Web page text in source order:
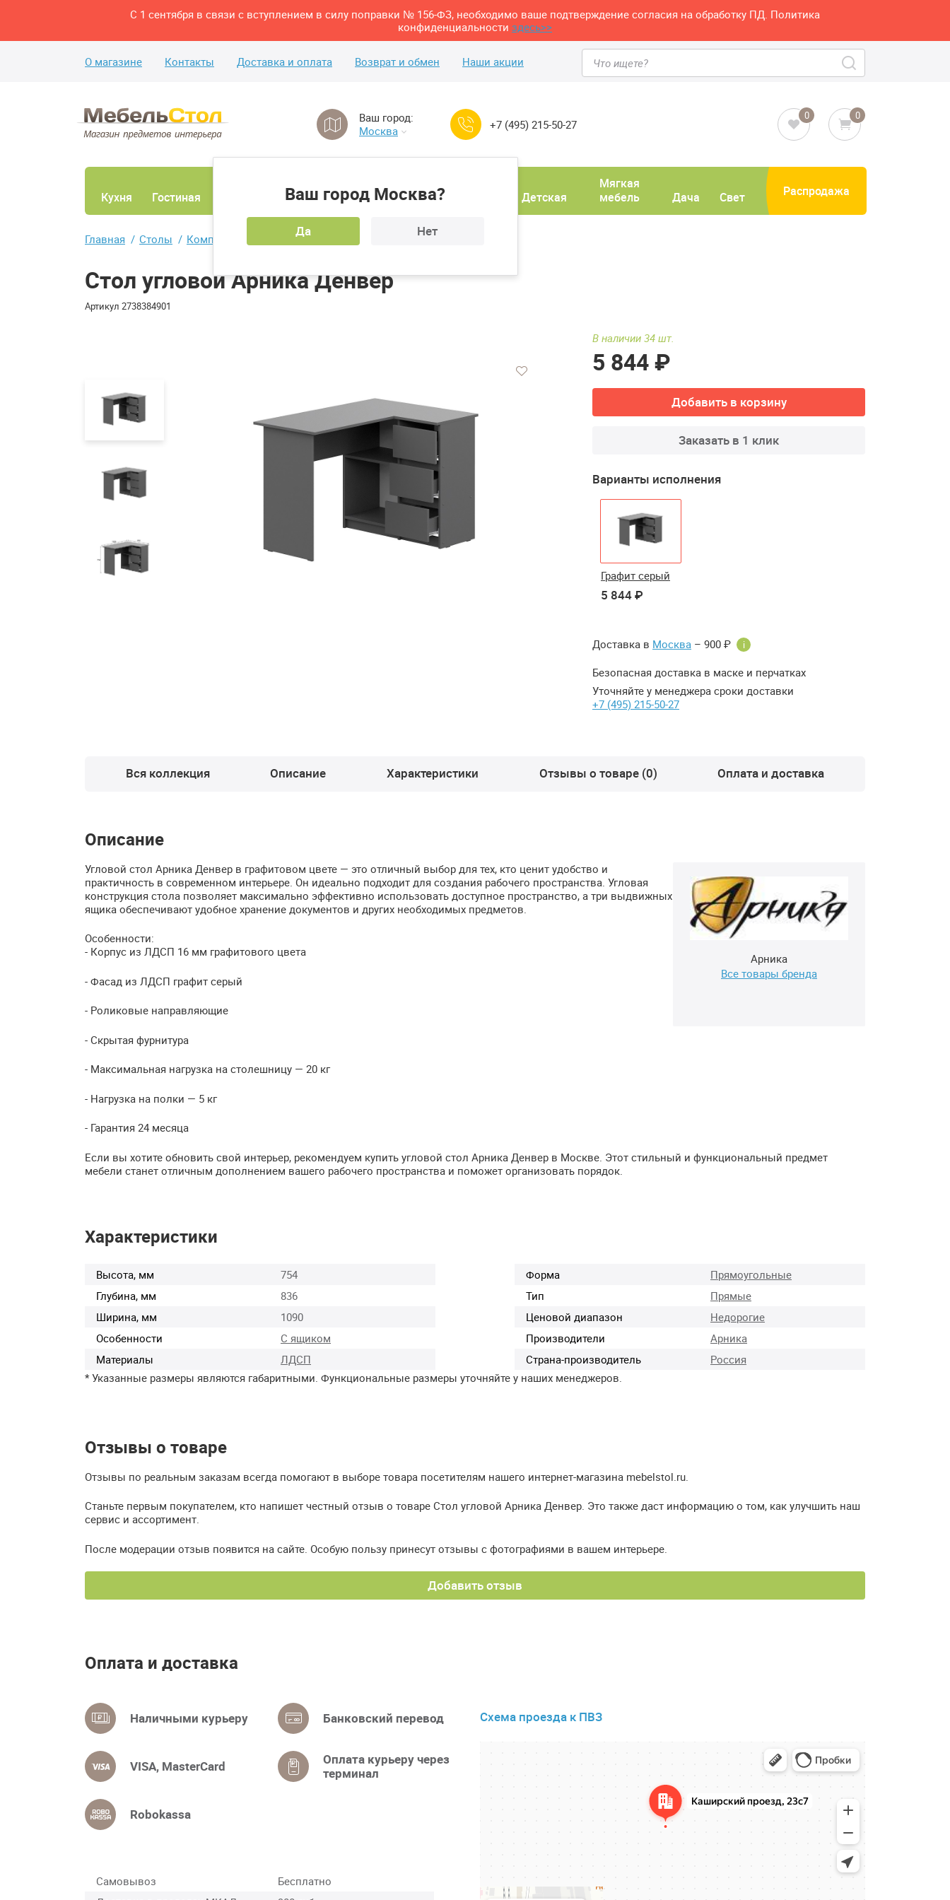
С 1 сентября в связи с вступлением в силу поправки № 156-ФЗ, необходимо ваше подтверждение согласия на обработку ПД. Политика
конфиденциальности здесь>>
О магазине Контакты Доставка и оплата Возврат и обмен Наши акции
Ваш город:
Москва
Ваш город Москва?
Да Нет
+7 (495) 215-50-27
0 0
Кухня Гостиная Спальня
кабинет
Детская
Мягкая
мебель
Дача Свет Распродажа
Главная Столы Компьютерные столы Стол угловой Арника Денвер
Стол угловой Арника Денвер
Артикул 2738384901
В наличии 34 шт.
5 844 ₽
Добавить в корзину
Заказать в 1 клик
Варианты исполнения
Графит серый
5 844 ₽
Доставка в Москва – 900 ₽ i
Безопасная доставка в маске и перчатках
Уточняйте у менеджера сроки доставки
+7 (495) 215-50-27
Вся коллекция Описание Характеристики Отзывы о товаре (0) Оплата и доставка
Описание
Арника
Все товары бренда
Угловой стол Арника Денвер в графитовом цвете — это отличный выбор для тех, кто ценит удобство и
практичность в современном интерьере. Он идеально подходит для создания рабочего пространства. Угловая
конструкция стола позволяет максимально эффективно использовать доступное пространство, а три выдвижных
ящика обеспечивают удобное хранение документов и других необходимых предметов.
Особенности:
- Корпус из ЛДСП 16 мм графитового цвета
- Фасад из ЛДСП графит серый
- Роликовые направляющие
- Скрытая фурнитура
- Максимальная нагрузка на столешницу — 20 кг
- Нагрузка на полки — 5 кг
- Гарантия 24 месяца
Если вы хотите обновить свой интерьер, рекомендуем купить угловой стол Арника Денвер в Москве. Этот стильный и функциональный предмет
мебели станет отличным дополнением вашего рабочего пространства и поможет организовать порядок.
Характеристики
Высота, мм
754
Глубина, мм
836
Ширина, мм
1090
Особенности
С ящиком
Материалы
ЛДСП
Форма
Прямоугольные
Тип
Прямые
Ценовой диапазон
Недорогие
Производители
Арника
Страна-производитель
Россия
* Указанные размеры являются габаритными. Функциональные размеры уточняйте у наших менеджеров.
Отзывы о товаре
Отзывы по реальным заказам всегда помогают в выборе товара посетителям нашего интернет-магазина mebelstol.ru.
Станьте первым покупателем, кто напишет честный отзыв о товаре Стол угловой Арника Денвер. Это также даст информацию о том, как улучшить наш
сервис и ассортимент.
После модерации отзыв появится на сайте. Особую пользу принесут отзывы с фотографиями в вашем интерьере.
Добавить отзыв
Оплата и доставка
Наличными курьеру Банковский перевод
VISA, MasterCard
Оплата курьеру через
терминал
Robokassa
Самовывоз
Бесплатно
Схема проезда к ПВЗ